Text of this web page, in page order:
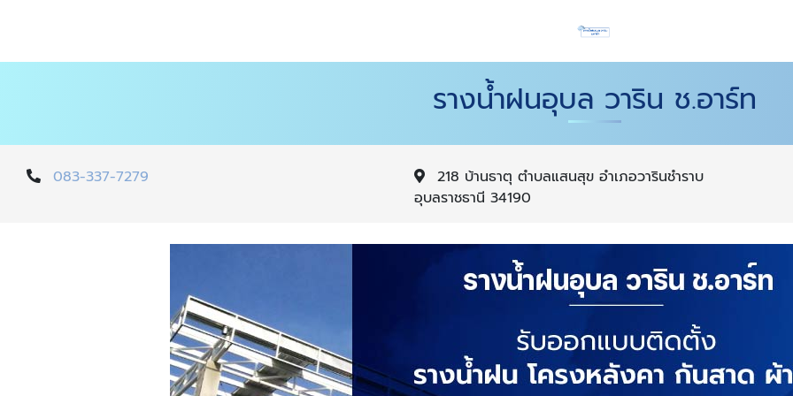
รางน้ำฝนอุบล วาริน ช.อาร์ท
083-337-7279
218 บ้านธาตุ ตำบลแสนสุข อำเภอวารินชำราบ
อุบลราชธานี 34190